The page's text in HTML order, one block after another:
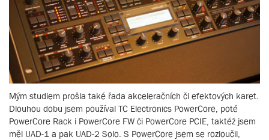
Mým studiem prošla také řada akceleračních či efektových karet.
Dlouhou dobu jsem používal TC Electronics PowerCore, poté
PowerCore Rack i PowerCore FW či PowerCore PCIE, taktéž jsem
měl UAD-1 a pak UAD-2 Solo. S PowerCore jsem se rozloučil,